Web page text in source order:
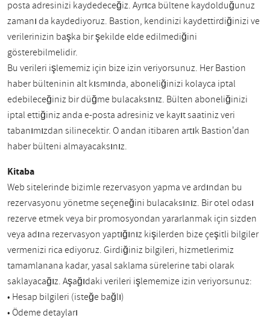
posta adresinizi kaydedeceğiz. Ayrıca bültene kaydolduğunuz
zamanı da kaydediyoruz. Bastion, kendinizi kaydettirdiğinizi ve
verilerinizin başka bir şekilde elde edilmediğini
gösterebilmelidir.
Bu verileri işlememiz için bize izin veriyorsunuz. Her Bastion
haber bülteninin alt kısmında, aboneliğinizi kolayca iptal
edebileceğiniz bir düğme bulacaksınız. Bülten aboneliğinizi
iptal ettiğiniz anda e-posta adresiniz ve kayıt saatiniz veri
tabanımızdan silinecektir. O andan itibaren artık Bastion'dan
haber bülteni almayacaksınız.
Kitaba
Web sitelerinde bizimle rezervasyon yapma ve ardından bu
rezervasyonu yönetme seçeneğini bulacaksınız. Bir otel odası
rezerve etmek veya bir promosyondan yararlanmak için sizden
veya adına rezervasyon yaptığınız kişilerden bize çeşitli bilgiler
vermenizi rica ediyoruz. Girdiğiniz bilgileri, hizmetlerimiz
tamamlanana kadar, yasal saklama sürelerine tabi olarak
saklayacağız. Aşağıdaki verileri işlememize izin veriyorsunuz:
• Hesap bilgileri (isteğe bağlı)
• Ödeme detayları